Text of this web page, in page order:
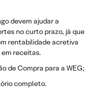
devem ajudar a
no curto prazo, já que
rentabilidade acretiva
receitas.
de Compra para a WEG;
completo.